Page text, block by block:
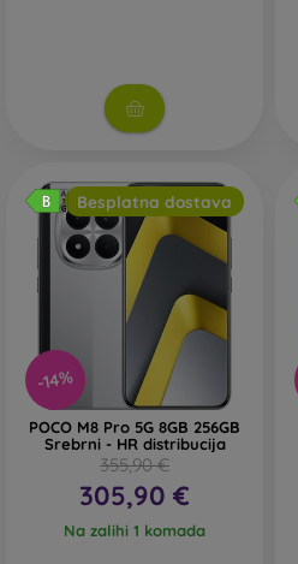
-14%
Besplatna dostava
POCO M8 Pro 5G 8GB 256GB
Srebrni - HR distribucija
355,90 €
305,90 €
Na zalihi 1 komada